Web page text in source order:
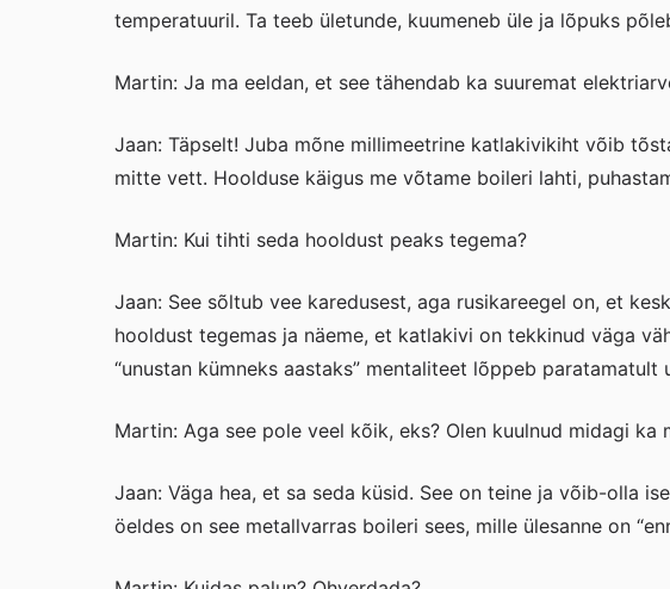
temperatuuril. Ta teeb ületunde, kuumeneb üle ja lõpuks
Martin: Ja ma eeldan, et see tähendab ka suuremat
Jaan: Täpselt! Juba mõne millimeetrine katlakivikiht võib
mitte vett. Hoolduse käigus me võtame boileri lahti,
Martin: Kui tihti seda hooldust peaks tegema?
Jaan: See sõltub vee karedusest, aga rusikareegel on, et
hooldust tegemas ja näeme, et katlakivi on tekkinud väga
“unustan kümneks aastaks” mentaliteet lõppeb paratamatult
Martin: Aga see pole veel kõik, eks? Olen kuulnud midagi ka
Jaan: Väga hea, et sa seda küsid. See on teine ja võib-olla
öeldes on see metallvarras boileri sees, mille ülesanne on